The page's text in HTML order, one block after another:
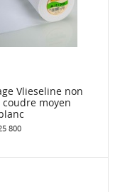
Vlieseline non
coudre moyen
800